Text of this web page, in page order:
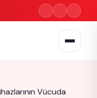
Vücuda